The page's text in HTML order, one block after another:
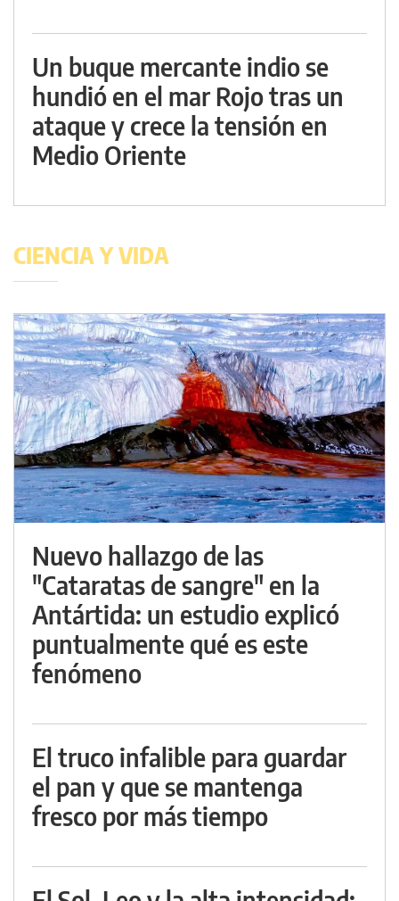
Un buque mercante indio se
hundió en el mar Rojo tras un
ataque y crece la tensión en
Medio Oriente
CIENCIA Y VIDA
Nuevo hallazgo de las
"Cataratas de sangre" en la
Antártida: un estudio explicó
puntualmente qué es este
fenómeno
El truco infalible para guardar
el pan y que se mantenga
fresco por más tiempo